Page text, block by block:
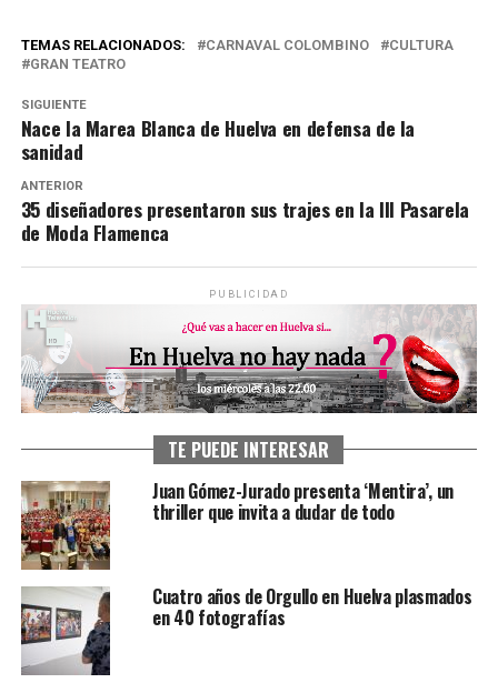
TEMAS RELACIONADOS: CARNAVAL COLOMBINO
CULTURA
GRAN TEATRO
SIGUIENTE
Nace la Marea Blanca de Huelva en defensa de la
sanidad
ANTERIOR
35 diseñadores presentaron sus trajes en la III Pasarela
de Moda Flamenca
PUBLICIDAD
TE PUEDE INTERESAR
Juan Gómez-Jurado presenta ‘Mentira’, un
thriller que invita a dudar de todo
Cuatro años de Orgullo en Huelva plasmados
en 40 fotografías